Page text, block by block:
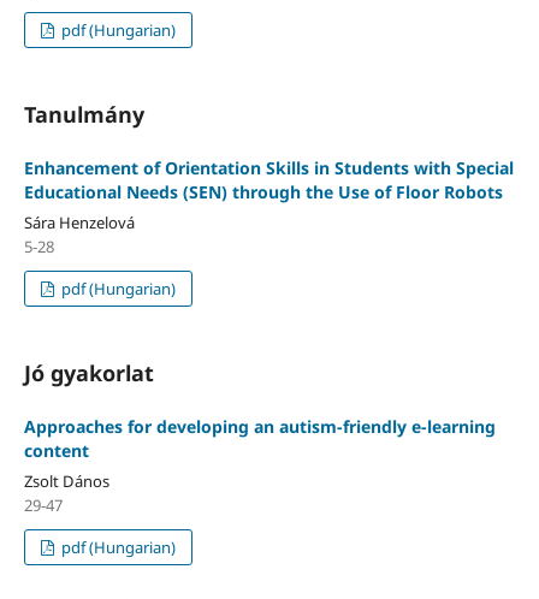
pdf (Hungarian)
Tanulmány
Enhancement of Orientation Skills in Students with Special
Educational Needs (SEN) through the Use of Floor Robots
Sára Henzelová
5-28
pdf (Hungarian)
Jó gyakorlat
Approaches for developing an autism-friendly e-learning
content
Zsolt Dános
29-47
pdf (Hungarian)